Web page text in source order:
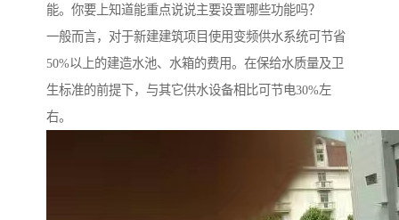
能。你要上知道能重点说说主要设置哪些功能吗？
一般而言，对于新建建筑项目使用变频供水系统可节省
50%以上的建造水池、水箱的费用。在保给水质量及卫
生标准的前提下，与其它供水设备相比可节电30%左
右。